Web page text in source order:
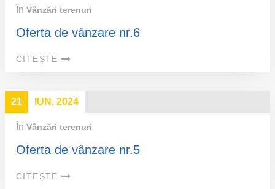
În Vânzări terenuri
Oferta de vânzare nr.6
CITEȘTE
21 IUN. 2024
În Vânzări terenuri
Oferta de vânzare nr.5
CITEȘTE